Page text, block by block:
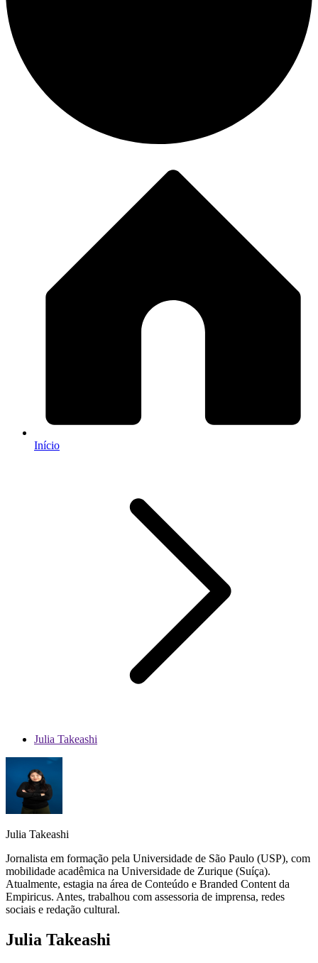
Início
Julia Takeashi
Julia Takeashi
Jornalista em formação pela Universidade de São Paulo (USP), com
mobilidade acadêmica na Universidade de Zurique (Suíça).
Atualmente, estagia na área de Conteúdo e Branded Content da
Empiricus. Antes, trabalhou com assessoria de imprensa, redes
sociais e redação cultural.
Julia Takeashi